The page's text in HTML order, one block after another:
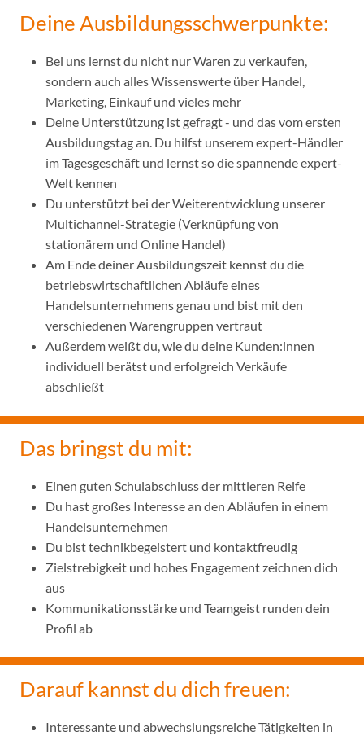
Deine Ausbildungsschwerpunkte:
Bei uns lernst du nicht nur Waren zu verkaufen,
sondern auch alles Wissenswerte über Handel,
Marketing, Einkauf und vieles mehr
Deine Unterstützung ist gefragt - und das vom ersten
Ausbildungstag an. Du hilfst unserem expert-Händler
im Tagesgeschäft und lernst so die spannende expert-
Welt kennen
Du unterstützt bei der Weiterentwicklung unserer
Multichannel-Strategie (Verknüpfung von
stationärem und Online Handel)
Am Ende deiner Ausbildungszeit kennst du die
betriebswirtschaftlichen Abläufe eines
Handelsunternehmens genau und bist mit den
verschiedenen Warengruppen vertraut
Außerdem weißt du, wie du deine Kunden:innen
individuell berätst und erfolgreich Verkäufe
abschließt
Das bringst du mit:
Einen guten Schulabschluss der mittleren Reife
Du hast großes Interesse an den Abläufen in einem
Handelsunternehmen
Du bist technikbegeistert und kontaktfreudig
Zielstrebigkeit und hohes Engagement zeichnen dich
aus
Kommunikationsstärke und Teamgeist runden dein
Profil ab
Darauf kannst du dich freuen:
Interessante und abwechslungsreiche Tätigkeiten in